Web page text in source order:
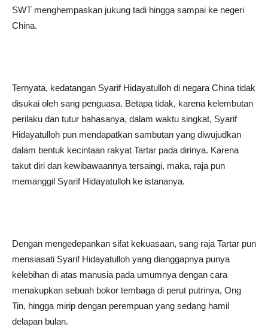
SWT menghempaskan jukung tadi hingga sampai ke negeri
China.
Ternyata, kedatangan Syarif Hidayatulloh di negara China tidak
disukai oleh sang penguasa. Betapa tidak, karena kelembutan
perilaku dan tutur bahasanya, dalam waktu singkat, Syarif
Hidayatulloh pun mendapatkan sambutan yang diwujudkan
dalam bentuk kecintaan rakyat Tartar pada dirinya. Karena
takut diri dan kewibawaannya tersaingi, maka, raja pun
memanggil Syarif Hidayatulloh ke istananya.
Dengan mengedepankan sifat kekuasaan, sang raja Tartar pun
mensiasati Syarif Hidayatulloh yang dianggapnya punya
kelebihan di atas manusia pada umumnya dengan cara
menakupkan sebuah bokor tembaga di perut putrinya, Ong
Tin, hingga mirip dengan perempuan yang sedang hamil
delapan bulan.